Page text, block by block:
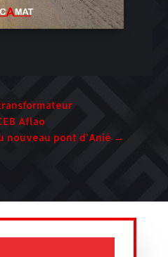
Aflao
nouveau pont d’Anié →